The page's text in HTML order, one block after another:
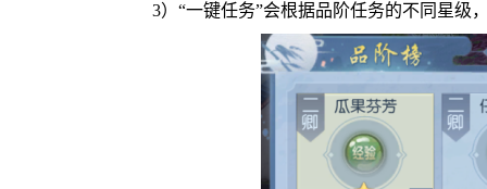
3）“一键任务”会根据品阶任务的不同星级